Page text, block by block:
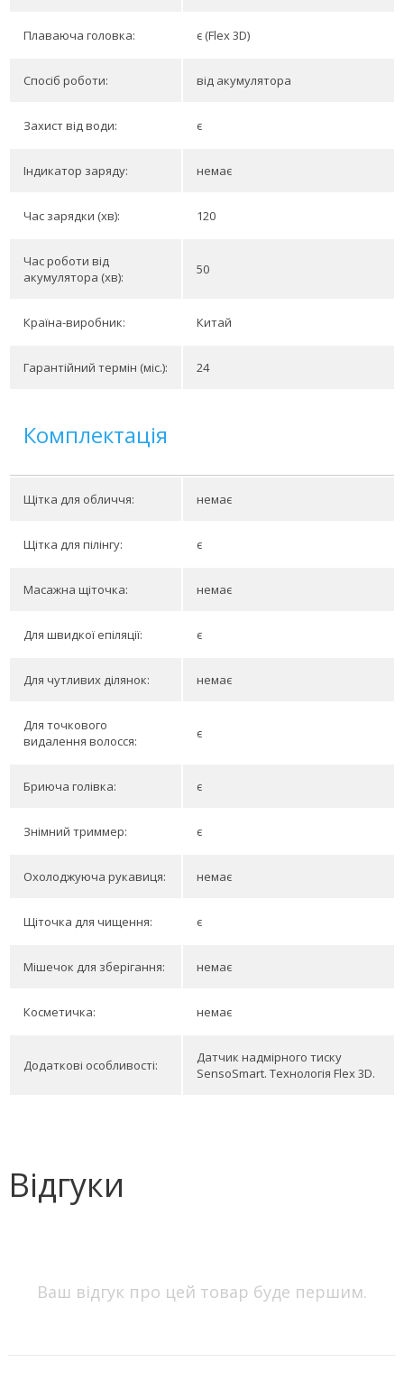
Плаваюча головка: є (Flex 3D)
Спосіб роботи: від акумулятора
Захист від води: є
Індикатор заряду: немає
Час зарядки (хв): 120
Час роботи від
акумулятора (хв):
50
Країна-виробник: Китай
Гарантійний термін (міс.): 24
Комплектація
Щітка для обличчя: немає
Щітка для пілінгу: є
Масажна щіточка: немає
Для швидкої епіляції: є
Для чутливих ділянок: немає
Для точкового
видалення волосся:
є
Бриюча голівка: є
Знімний триммер: є
Охолоджуюча рукавиця: немає
Щіточка для чищення: є
Мішечок для зберігання: немає
Косметичка: немає
Додаткові особливості:
Датчик надмірного тиску
SensoSmart. Технологія Flex 3D.
Відгуки
Ваш відгук про цей товар буде першим.